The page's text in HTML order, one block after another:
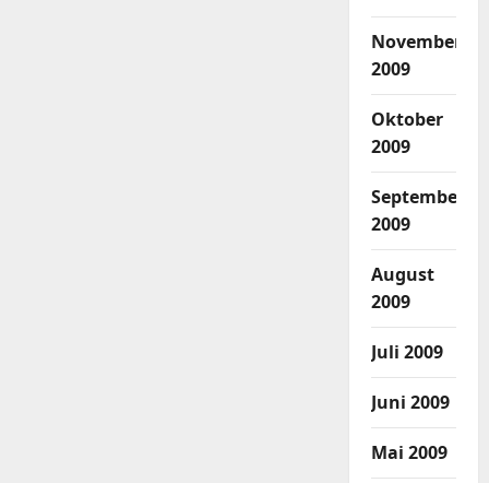
November
2009
Oktober
2009
September
2009
August
2009
Juli 2009
Juni 2009
Mai 2009